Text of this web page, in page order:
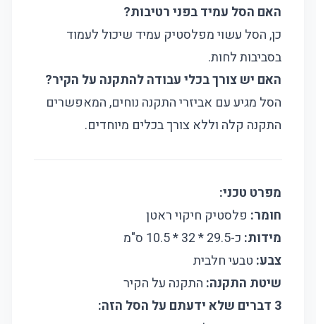
האם הסל עמיד בפני רטיבות?
כן, הסל עשוי מפלסטיק עמיד שיכול לעמוד
בסביבות לחות.
האם יש צורך בכלי עבודה להתקנה על הקיר?
הסל מגיע עם אביזרי התקנה נוחים, המאפשרים
התקנה קלה וללא צורך בכלים מיוחדים.
מפרט טכני:
חומר: פלסטיק חיקוי ראטן
מידות: כ-29.5 * 32 * 10.5 ס"מ
צבע: טבעי חלבית
שיטת התקנה: התקנה על הקיר
3 דברים שלא ידעתם על הסל הזה: